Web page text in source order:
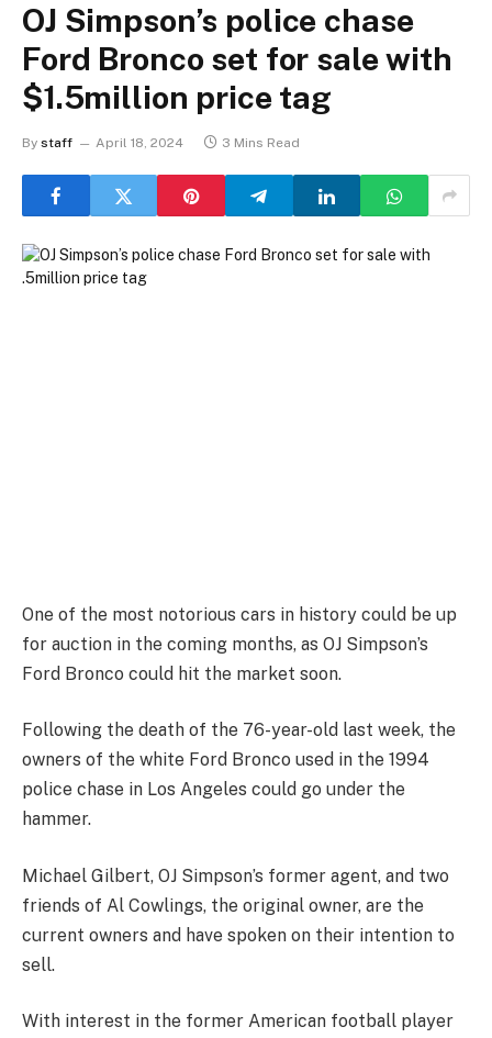
OJ Simpson’s police chase
Ford Bronco set for sale with
$1.5million price tag
By staff April 18, 2024 3 Mins Read
One of the most notorious cars in history could be up
for auction in the coming months, as OJ Simpson’s
Ford Bronco could hit the market soon.
Following the death of the 76-year-old last week, the
owners of the white Ford Bronco used in the 1994
police chase in Los Angeles could go under the
hammer.
Michael Gilbert, OJ Simpson’s former agent, and two
friends of Al Cowlings, the original owner, are the
current owners and have spoken on their intention to
sell.
With interest in the former American football player